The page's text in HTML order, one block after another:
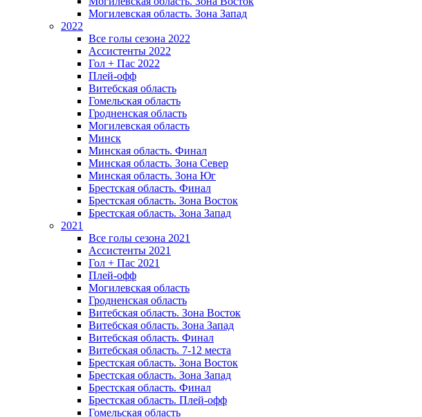
Могилевская область. Зона Запад
2022
Все голы сезона 2022
Ассистенты 2022
Гол + Пас 2022
Плей-офф
Витебская область
Гомельская область
Гродненская область
Могилевская область
Минск
Mинская область. Финал
Минская область. Зона Север
Минская область. Зона Юг
Брестская область. Финал
Брестская область. Зона Восток
Брестская область. Зона Запад
2021
Все голы сезона 2021
Ассистенты 2021
Гол + Пас 2021
Плей-офф
Могилевская область
Гродненская область
Витебская область. Зона Восток
Витебская область. Зона Запад
Витебская область. Финал
Витебская область. 7-12 места
Брестская область. Зона Восток
Брестская область. Зона Запад
Брестская область. Финал
Брестская область. Плей-офф
Гомельская область